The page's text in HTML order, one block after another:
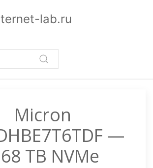
lab.ru
Micron
—
TB NVMe